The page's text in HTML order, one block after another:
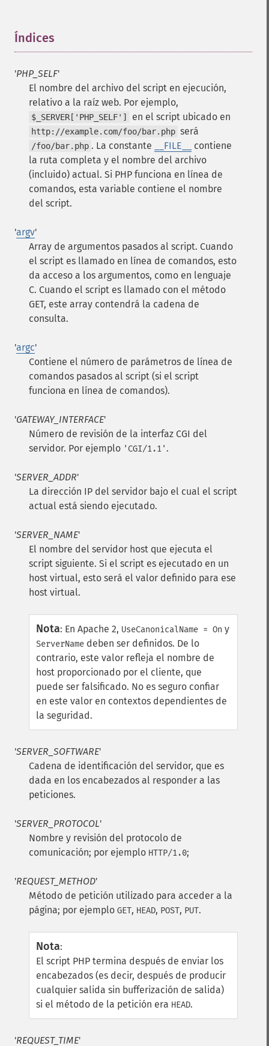
Índices
'PHP_SELF'
El nombre del archivo del script en ejecución,
relativo a la raíz web. Por ejemplo,
$_SERVER['PHP_SELF'] en el script ubicado en
http://example.com/foo/bar.php será
/foo/bar.php . La constante __FILE__
contiene
la ruta completa y el nombre del archivo
(incluido) actual. Si PHP funciona en línea de
comandos, esta variable contiene el nombre
del script.
'argv'
Array de argumentos pasados al script. Cuando
el script es llamado en línea de comandos, esto
da acceso a los argumentos, como en lenguaje
C. Cuando el script es llamado con el método
GET, este array contendrá la cadena de
consulta.
'argc'
Contiene el número de parámetros de línea de
comandos pasados al script (si el script
funciona en línea de comandos).
'GATEWAY_INTERFACE'
Número de revisión de la interfaz CGI del
servidor. Por ejemplo 'CGI/1.1' .
'SERVER_ADDR'
La dirección IP del servidor bajo el cual el script
actual está siendo ejecutado.
'SERVER_NAME'
El nombre del servidor host que ejecuta el
script siguiente. Si el script es ejecutado en un
host virtual, esto será el valor definido para ese
host virtual.
Nota: En Apache 2, UseCanonicalName = On y
ServerName deben ser definidos. De lo
contrario, este valor refleja el nombre de
host proporcionado por el cliente, que
puede ser falsificado. No es seguro confiar
en este valor en contextos dependientes de
la seguridad.
'SERVER_SOFTWARE'
Cadena de identificación del servidor, que es
dada en los encabezados al responder a las
peticiones.
'SERVER_PROTOCOL'
Nombre y revisión del protocolo de
comunicación; por ejemplo HTTP/1.0;
'REQUEST_METHOD'
Método de petición utilizado para acceder a la
página; por ejemplo GET, HEAD, POST, PUT.
Nota:
El script PHP termina después de enviar los
encabezados (es decir, después de producir
cualquier salida sin bufferización de salida)
si el método de la petición era HEAD.
'REQUEST_TIME'